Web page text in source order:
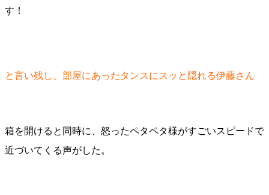
す！
と言い残し、部屋にあったタンスにスッと隠れる伊藤さん
箱を開けると同時に、怒ったペタペタ様がすごいスピードで
近づいてくる声がした。